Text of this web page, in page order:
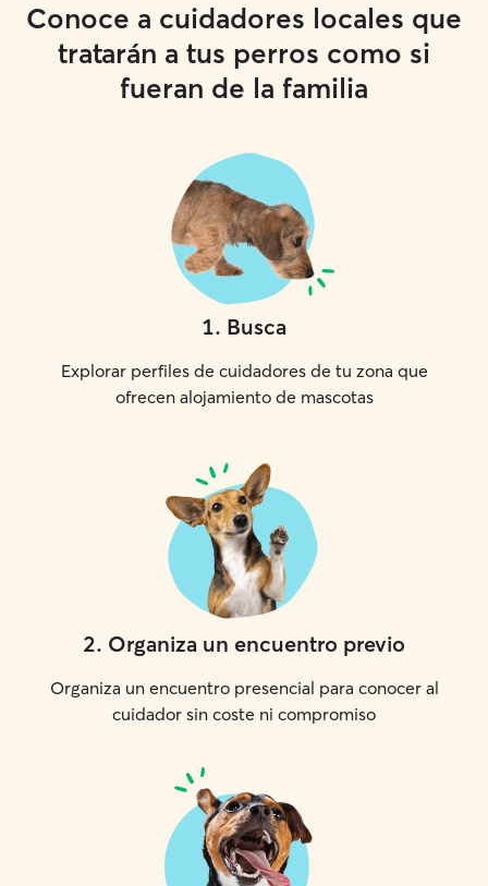
Conoce a cuidadores locales que
tratarán a tus perros como si
fueran de la familia
1. Busca
Explorar perfiles de cuidadores de tu zona que
ofrecen alojamiento de mascotas
2. Organiza un encuentro previo
Organiza un encuentro presencial para conocer al
cuidador sin coste ni compromiso